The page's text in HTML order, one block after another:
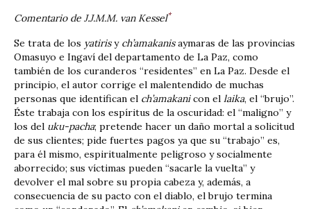
Comentario de J.J.M.M. van Kessel*
Se trata de los yatirisy ch’amakanisaymaras de las provincias
Omasuyo e Ingaví del departamento de La Paz, como
también de los curanderos “residentes” en La Paz. Desde el
principio, el autor corrige el malentendido de muchas
personas que identifican el ch’amakanicon el laika, el “brujo”.
Éste trabaja con los espíritus de la oscuridad: el “maligno” y
los del uku-pacha; pretende hacer un daño mortal a solicitud
de sus clientes; pide fuertes pagos ya que su “trabajo” es,
para él mismo, espiritualmente peligroso y socialmente
aborrecido; sus víctimas pueden “sacarle la vuelta” y
devolver el mal sobre su propia cabeza y, además, a
consecuencia de su pacto con el diablo, el brujo termina